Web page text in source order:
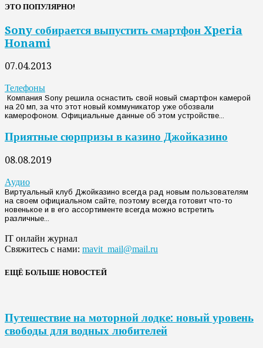
ЭТО ПОПУЛЯРНО!
Sony собирается выпустить смартфон Xperia
Honami
07.04.2013
Телефоны
Компания Sony решила оснастить свой новый смартфон камерой
на 20 мп, за что этот новый коммуникатор уже обозвали
камерофоном. Официальные данные об этом устройстве...
Приятные сюрпризы в казино Джойказино
08.08.2019
Аудио
Виртуальный клуб Джойказино всегда рад новым пользователям
на своем официальном сайте, поэтому всегда готовит что-то
новенькое и в его ассортименте всегда можно встретить
различные...
IT онлайн журнал
Свяжитесь с нами: mavit_mail@mail.ru
ЕЩЁ БОЛЬШЕ НОВОСТЕЙ
Путешествие на моторной лодке: новый уровень
свободы для водных любителей